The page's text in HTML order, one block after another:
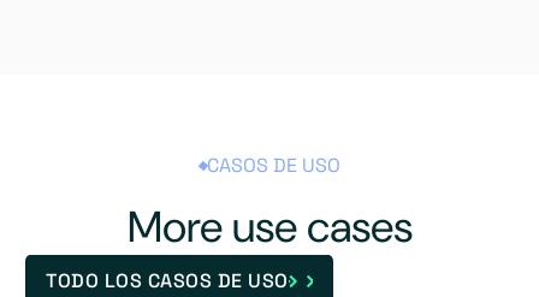
CASOS DE USO
More use cases
TODO LOS CASOS DE USO